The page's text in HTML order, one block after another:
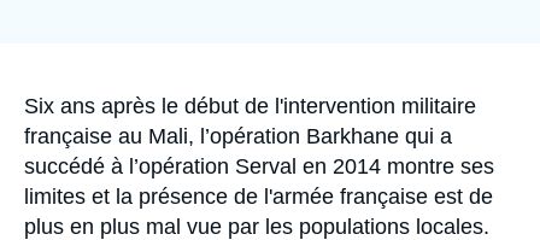
Accroche
Six ans après le début de l'intervention militaire
française au Mali, l’opération Barkhane qui a
succédé à l’opération Serval en 2014 montre ses
limites et la présence de l'armée française est de
plus en plus mal vue par les populations locales.